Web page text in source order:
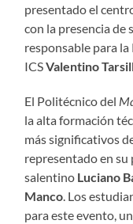
presentado el
con la presencia de
responsable para
ICSValentino
El Politécnico del
la alta formación
más significativos
representado en
salentino Luciano
Manco . Los
para este evento,